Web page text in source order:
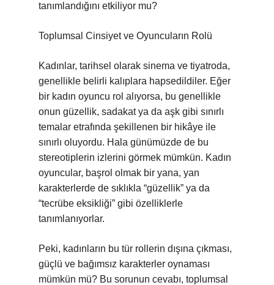
tanımlandığını etkiliyor mu?
Toplumsal Cinsiyet ve Oyuncuların Rolü
Kadınlar, tarihsel olarak sinema ve tiyatroda,
genellikle belirli kalıplara hapsedildiler. Eğer
bir kadın oyuncu rol alıyorsa, bu genellikle
onun güzellik, sadakat ya da aşk gibi sınırlı
temalar etrafında şekillenen bir hikâye ile
sınırlı oluyordu. Hala günümüzde de bu
stereotiplerin izlerini görmek mümkün. Kadın
oyuncular, başrol olmak bir yana, yan
karakterlerde de sıklıkla “güzellik” ya da
“tecrübe eksikliği” gibi özelliklerle
tanımlanıyorlar.
Peki, kadınların bu tür rollerin dışına çıkması,
güçlü ve bağımsız karakterler oynaması
mümkün mü? Bu sorunun cevabı, toplumsal